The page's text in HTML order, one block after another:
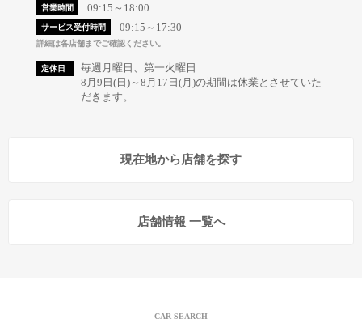
営業時間 09:15～18:00
サービス受付時間 09:15～17:30
詳細は各店舗までご確認ください。
定休日
毎週月曜日、第一火曜日
8月9日(日)～8月17日(月)の期間は休業とさせていた
だきます。
現在地から店舗を探す
店舗情報 一覧へ
CAR SEARCH